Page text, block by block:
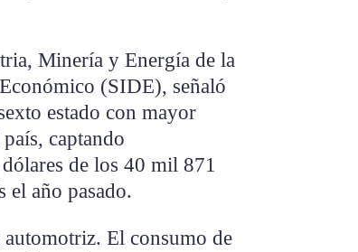
Minería y Energía de la
(SIDE), señaló
estado con mayor
captando
de los 40 mil 871
el año pasado.
El consumo de